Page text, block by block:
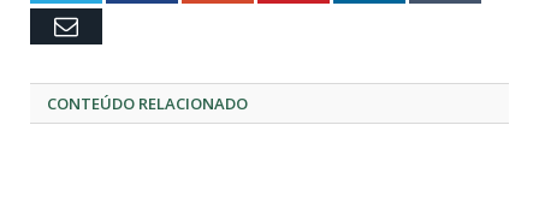
Email
CONTEÚDO RELACIONADO